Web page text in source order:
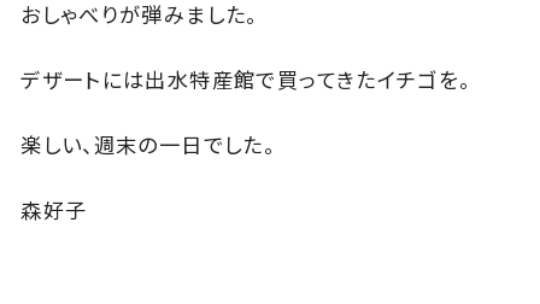
おしゃべりが弾みました。
デザートには出水特産館で買ってきたイチゴを。
楽しい、週末の一日でした。
森好子